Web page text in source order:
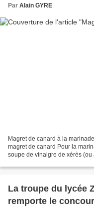
Par Alain GYRE
Magret de canard à la
magret de canard Pour la
soupe de vinaigre de xérès (ou
La troupe du lycée
remporte le